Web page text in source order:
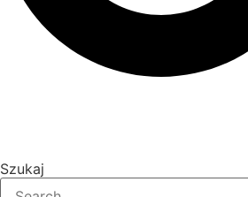
Szukaj